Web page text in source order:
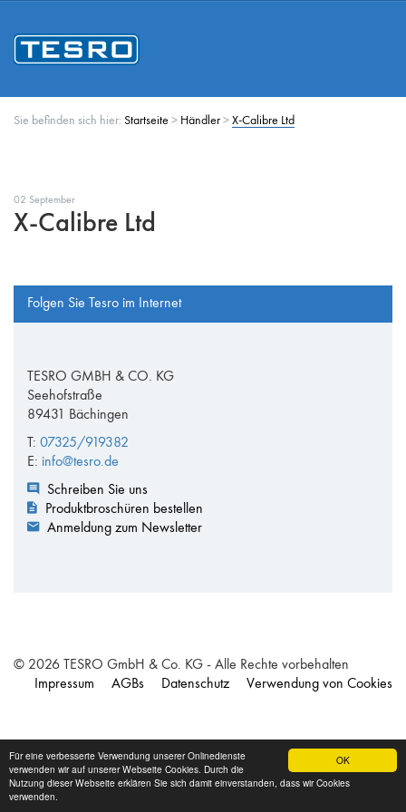
OK
Für eine verbesserte Verwendung unserer Onlinedienste
verwenden wir auf unserer Webseite Cookies. Durch die
Nutzung dieser Webseite erklären Sie sich damit einverstanden, dass wir Cookies
verwenden.
Sie befinden sich hier: Startseite > Händler > X-Calibre Ltd
02 September
X-Calibre Ltd
Folgen Sie Tesro im Internet
TESRO GMBH & CO. KG
Seehofstraße
89431 Bächingen
T: 07325/919382
E: info@tesro.de
Schreiben Sie uns
Produktbroschüren bestellen
Anmeldung zum Newsletter
© 2026 TESRO GmbH & Co. KG - Alle Rechte vorbehalten
Impressum
AGBs Datenschutz Verwendung von Cookies